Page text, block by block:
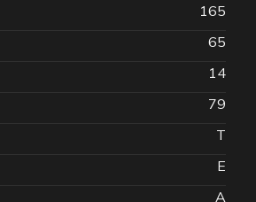
165
65
14
79
T
E
A